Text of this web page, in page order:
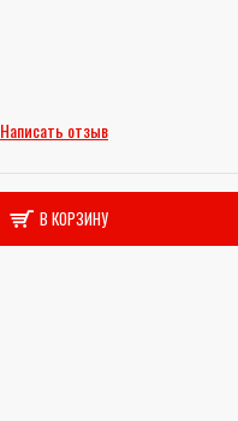
Написать отзыв
В КОРЗИНУ